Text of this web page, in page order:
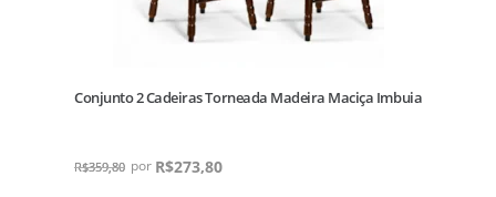
Conjunto 2 Cadeiras Torneada Madeira Maciça Imbuia
R$359,80 R$273,80